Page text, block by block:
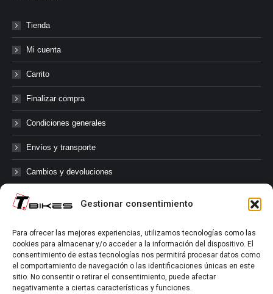
Gestionar consentimiento
Para ofrecer las mejores experiencias, utilizamos tecnologías como las
cookies para almacenar y/o acceder a la información del dispositivo. El
consentimiento de estas tecnologías nos permitirá procesar datos como
el comportamiento de navegación o las identificaciones únicas en este
sitio. No consentir o retirar el consentimiento, puede afectar
negativamente a ciertas características y funciones.
Tienda
Mi cuenta
Carrito
Finalizar compra
Condiciones generales
Envíos y transporte
Cambios y devoluciones
@tbikes.cat #tbikes
Síguenos en las redes sociales de Tbikes, mantente informado de
nuestras novedades, productos, salidas en grupo, ofertas, sorteos ...
y muchos más!